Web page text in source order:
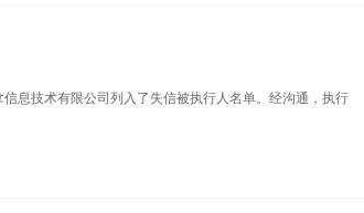
息技术有限公司列入了失信被执行人名单。经沟通，执行